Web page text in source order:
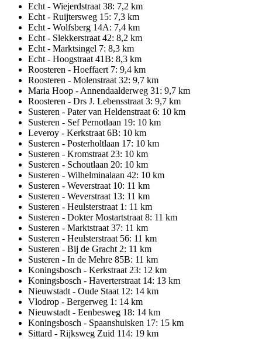
Echt - Wiejerdstraat 38: 7,2 km
Echt - Ruijtersweg 15: 7,3 km
Echt - Wolfsberg 14A: 7,4 km
Echt - Slekkerstraat 42: 8,2 km
Echt - Marktsingel 7: 8,3 km
Echt - Hoogstraat 41B: 8,3 km
Roosteren - Hoeffaert 7: 9,4 km
Roosteren - Molenstraat 32: 9,7 km
Maria Hoop - Annendaalderweg 31: 9,7 km
Roosteren - Drs J. Lebensstraat 3: 9,7 km
Susteren - Pater van Heldenstraat 6: 10 km
Susteren - Sef Pernotlaan 19: 10 km
Leveroy - Kerkstraat 6B: 10 km
Susteren - Posterholtlaan 17: 10 km
Susteren - Kromstraat 23: 10 km
Susteren - Schoutlaan 20: 10 km
Susteren - Wilhelminalaan 42: 10 km
Susteren - Weverstraat 10: 11 km
Susteren - Weverstraat 13: 11 km
Susteren - Heulsterstraat 1: 11 km
Susteren - Dokter Mostartstraat 8: 11 km
Susteren - Marktstraat 37: 11 km
Susteren - Heulsterstraat 56: 11 km
Susteren - Bij de Gracht 2: 11 km
Susteren - In de Mehre 85B: 11 km
Koningsbosch - Kerkstraat 23: 12 km
Koningsbosch - Haverterstraat 14: 13 km
Nieuwstadt - Oude Staat 12: 14 km
Vlodrop - Bergerweg 1: 14 km
Nieuwstadt - Eenbesweg 18: 14 km
Koningsbosch - Spaanshuisken 17: 15 km
Sittard - Rijksweg Zuid 114: 19 km